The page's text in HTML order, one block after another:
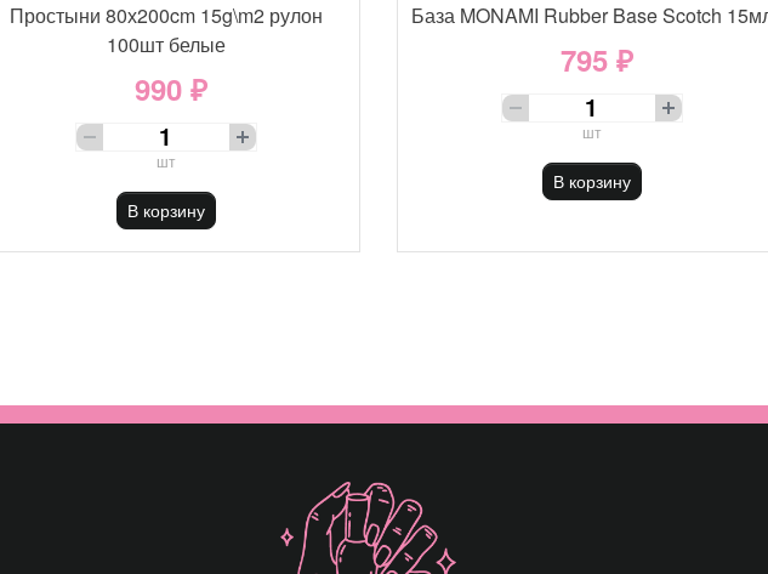
Простыни 80х200cm 15g\m2 рулон
100шт белые
990 ₽
шт
В корзину
База MONAMI Rubber Base Scotch
795 ₽
шт
В корзину